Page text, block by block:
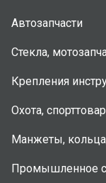
Автозапчасти
Стекла,
Крепления
Охота,
Манжеты,
Промышленное